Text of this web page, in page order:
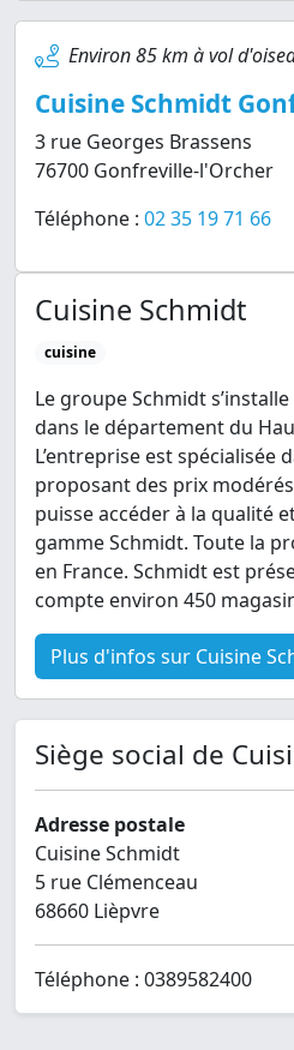
Environ 85 km à vol
Cuisine Schmidt
3 rue Georges Brassens
76700 Gonfreville-l'Orcher
Téléphone : 02 35 19 71 66
Cuisine Schmidt
cuisine
Le groupe Schmidt
dans le département du
L’entreprise est spécialisée
proposant des prix
puisse accéder à la qualité
gamme Schmidt. Toute la
en France. Schmidt est
compte environ 450
Plus d'infos sur Cuisine
Siège social de
Adresse postale
Cuisine Schmidt
5 rue Clémenceau
68660 Lièpvre
Téléphone : 0389582400